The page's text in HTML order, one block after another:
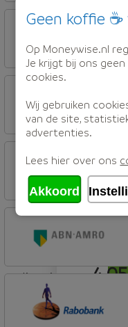
lineair
Florius
lineair
ABN AMRO Bank
Woning (Incl.
Woning
ABN AMRO Bank
Budget (Incl.
lineair
ABN AMRO Bank
Budget
Geen koffie
Op Moneywise.nl
Je krijgt bij ons
cookies.
Wij gebruiken
van de site,
advertenties.
Lees hier over ons
Akkoord